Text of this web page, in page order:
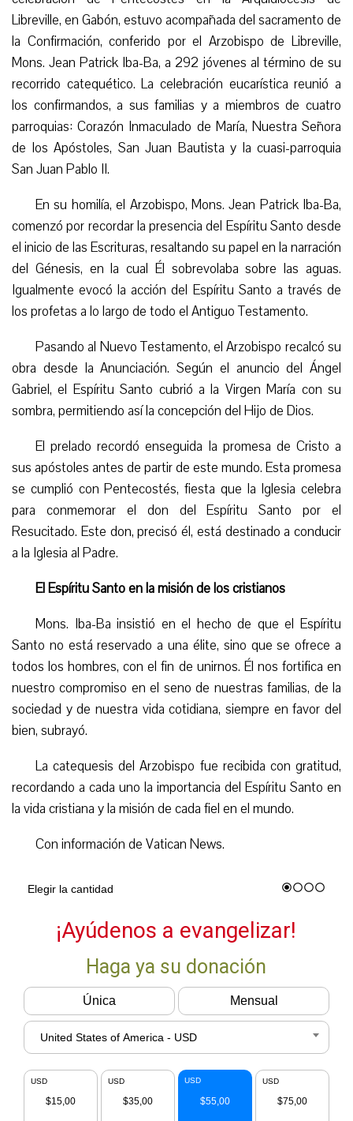
Libreville, en Gabón, estuvo acompañada del sacramento de
la Confirmación, conferido por el Arzobispo de Libreville,
Mons. Jean Patrick Iba-Ba, a 292 jóvenes al término de su
recorrido catequético. La celebración eucarística reunió a
los confirmandos, a sus familias y a miembros de cuatro
parroquias: Corazón Inmaculado de María, Nuestra Señora
de los Apóstoles, San Juan Bautista y la cuasi-parroquia
San Juan Pablo II.
En su homilía, el Arzobispo, Mons. Jean Patrick Iba-Ba,
comenzó por recordar la presencia del Espíritu Santo desde
el inicio de las Escrituras, resaltando su papel en la narración
del Génesis, en la cual Él sobrevolaba sobre las aguas.
Igualmente evocó la acción del Espíritu Santo a través de
los profetas a lo largo de todo el Antiguo Testamento.
Pasando al Nuevo Testamento, el Arzobispo recalcó su
obra desde la Anunciación. Según el anuncio del Ángel
Gabriel, el Espíritu Santo cubrió a la Virgen María con su
sombra, permitiendo así la concepción del Hijo de Dios.
El prelado recordó enseguida la promesa de Cristo a
sus apóstoles antes de partir de este mundo. Esta promesa
se cumplió con Pentecostés, fiesta que la Iglesia celebra
para conmemorar el don del Espíritu Santo por el
Resucitado. Este don, precisó él, está destinado a conducir
a la Iglesia al Padre.
El Espíritu Santo en la misión de los cristianos
Mons. Iba-Ba insistió en el hecho de que el Espíritu
Santo no está reservado a una élite, sino que se ofrece a
todos los hombres, con el fin de unirnos. Él nos fortifica en
nuestro compromiso en el seno de nuestras familias, de la
sociedad y de nuestra vida cotidiana, siempre en favor del
bien, subrayó.
La catequesis del Arzobispo fue recibida con gratitud,
recordando a cada uno la importancia del Espíritu Santo en
la vida cristiana y la misión de cada fiel en el mundo.
Con información de Vatican News.